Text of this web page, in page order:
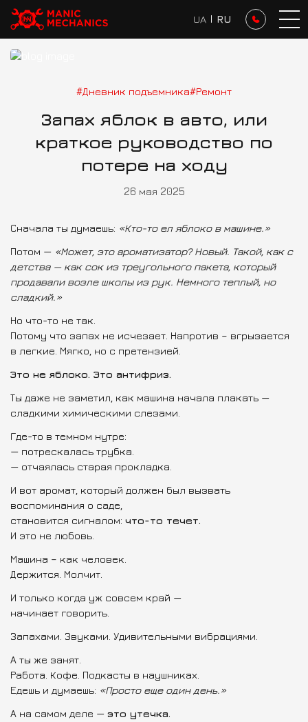
UA I RU
Блог Запах яблок в авто,…
#Дневник подъемника#Ремонт
Запах яблок в авто, или
краткое руководство по
потере на ходу
26 мая 2025
Сначала ты думаешь: «Кто-то ел яблоко в машине.»
Потом — «Может, это ароматизатор? Новый. Такой, как с
детства — как сок из треугольного пакета, который
продавали возле школы из рук. Немного теплый, но
сладкий.»
Но что-то не так.
Потому что запах не исчезает. Напротив – вгрызается
в легкие. Мягко, но с претензией.
Это не яблоко. Это антифриз.
Ты даже не заметил, как машина начала плакать —
сладкими химическими слезами.
Где-то в темном нутре:
— потрескалась трубка.
— отчаялась старая прокладка.
И вот аромат, который должен был вызвать
воспоминания о саде,
становится сигналом: что-то течет.
И это не любовь.
Машина – как человек.
Держится. Молчит.
И только когда уж совсем край —
начинает говорить.
Запахами. Звуками. Удивительными вибрациями.
А ты же занят.
Работа. Кофе. Подкасты в наушниках.
Едешь и думаешь: «Просто еще один день.»
А на самом деле — это утечка.